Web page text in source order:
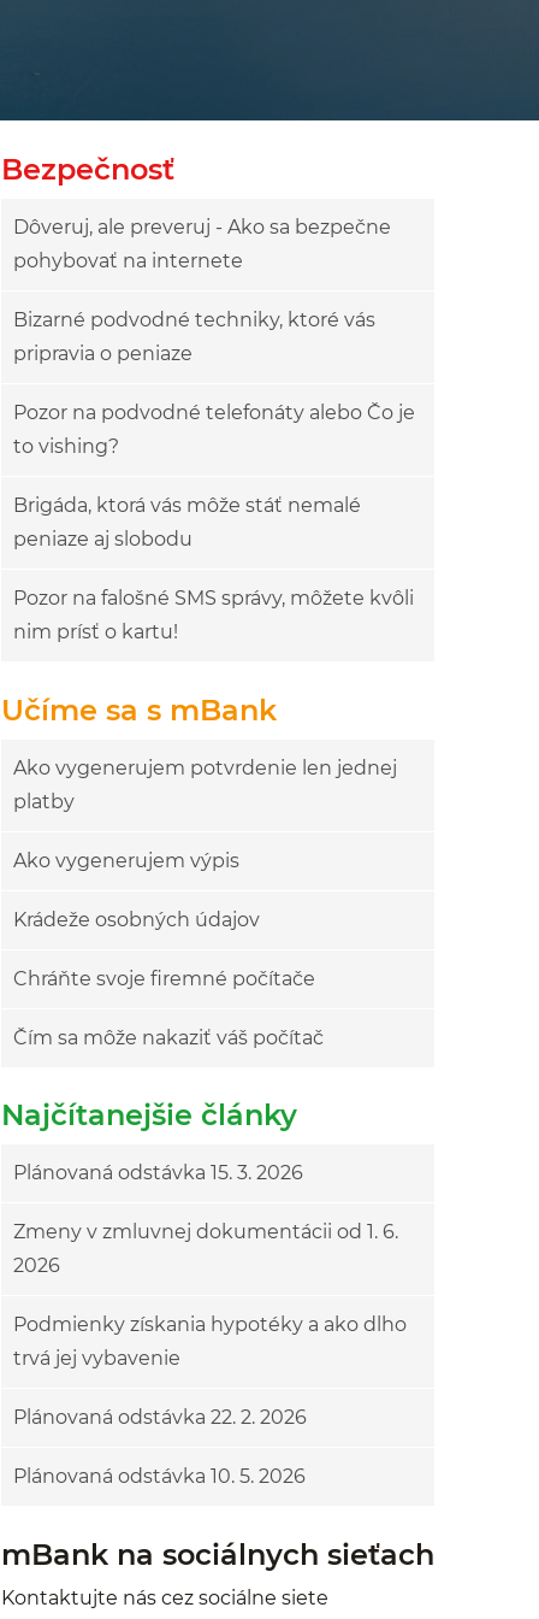
Bezpečnosť
Dôveruj, ale preveruj - Ako sa bezpečne
pohybovať na internete
Bizarné podvodné techniky, ktoré vás
pripravia o peniaze
Pozor na podvodné telefonáty alebo Čo je
to vishing?
Brigáda, ktorá vás môže stáť nemalé
peniaze aj slobodu
Pozor na falošné SMS správy, môžete kvôli
nim prísť o kartu!
Učíme sa s mBank
Ako vygenerujem potvrdenie len jednej
platby
Ako vygenerujem výpis
Krádeže osobných údajov
Chráňte svoje firemné počítače
Čím sa môže nakaziť váš počítač
Najčítanejšie články
Plánovaná odstávka 15. 3. 2026
Zmeny v zmluvnej dokumentácii od 1. 6.
2026
Podmienky získania hypotéky a ako dlho
trvá jej vybavenie
Plánovaná odstávka 22. 2. 2026
Plánovaná odstávka 10. 5. 2026
mBank na sociálnych sieťach
Kontaktujte nás cez sociálne siete